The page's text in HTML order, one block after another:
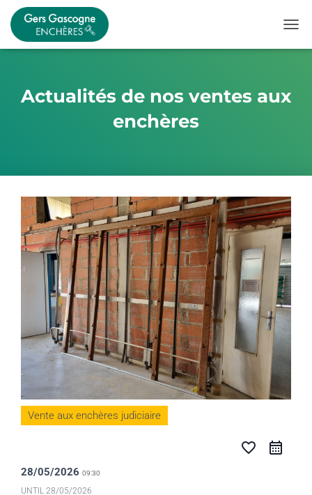
Actualités de nos ventes aux
enchères
Vente aux enchères judiciaire
favorite_border
28/05/2026 09:30
UNTIL 28/05/2026